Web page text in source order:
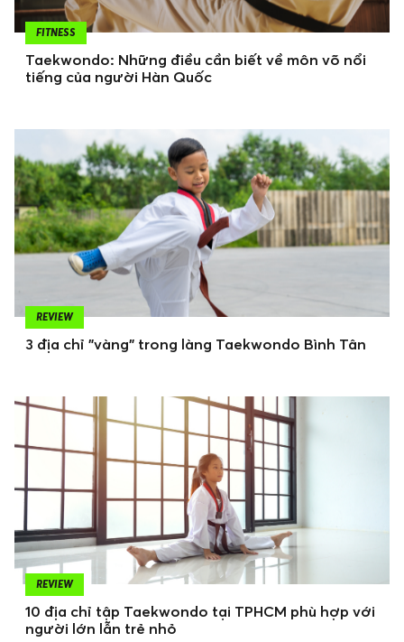
FITNESS
Taekwondo: Những điều cần biết về môn võ nổi
tiếng của người Hàn Quốc
REVIEW
3 địa chỉ "vàng" trong làng Taekwondo Bình Tân
REVIEW
10 địa chỉ tập Taekwondo tại TPHCM phù hợp với
người lớn lẫn trẻ nhỏ